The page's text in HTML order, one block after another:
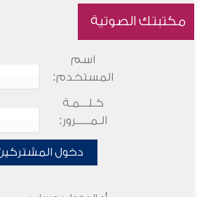
مكتبتك الصوتية
اسم
المستخدم:
كـلـــمـة
الـمـــــرور:
دخول